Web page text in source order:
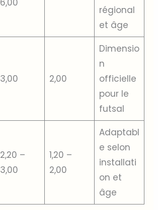
6,00
régional
et âge
3,00 2,00
Dimensio
n
officielle
pour le
futsal
2,20 –
3,00
1,20 –
2,00
Adaptabl
e selon
installati
on et
âge